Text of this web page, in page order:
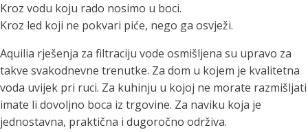
Kroz vodu koju rado nosimo u boci.
Kroz led koji ne pokvari piće, nego ga osvježi.
Aquilia rješenja za filtraciju vode osmišljena su upravo za
takve svakodnevne trenutke. Za dom u kojem je kvalitetna
voda uvijek pri ruci. Za kuhinju u kojoj ne morate razmišljati
imate li dovoljno boca iz trgovine. Za naviku koja je
jednostavna, praktična i dugoročno održiva.